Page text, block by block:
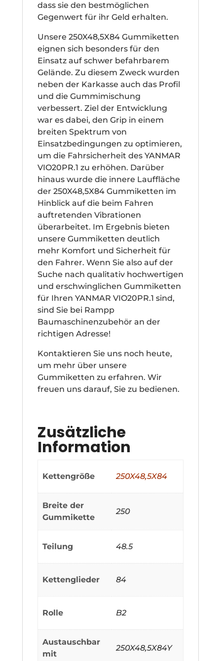
dass sie den bestmöglichen
Gegenwert für ihr Geld erhalten.
Unsere 250X48,5X84 Gummiketten
eignen sich besonders für den
Einsatz auf schwer befahrbarem
Gelände. Zu diesem Zweck wurden
neben der Karkasse auch das Profil
und die Gummimischung
verbessert. Ziel der Entwicklung
war es dabei, den Grip in einem
breiten Spektrum von
Einsatzbedingungen zu optimieren,
um die Fahrsicherheit des YANMAR
VIO20PR.1 zu erhöhen. Darüber
hinaus wurde die innere Lauffläche
der 250X48,5X84 Gummiketten im
Hinblick auf die beim Fahren
auftretenden Vibrationen
überarbeitet. Im Ergebnis bieten
unsere Gummiketten deutlich
mehr Komfort und Sicherheit für
den Fahrer. Wenn Sie also auf der
Suche nach qualitativ hochwertigen
und erschwinglichen Gummiketten
für Ihren YANMAR VIO20PR.1 sind,
sind Sie bei Rampp
Baumaschinenzubehör an der
richtigen Adresse!
Kontaktieren Sie uns noch heute,
um mehr über unsere
Gummiketten zu erfahren. Wir
freuen uns darauf, Sie zu bedienen.
Zusätzliche
Information
Kettengröße 250X48,5X84
Breite der
Gummikette
250
Teilung 48.5
Kettenglieder 84
Rolle B2
Austauschbar
mit
250X48,5X84Y